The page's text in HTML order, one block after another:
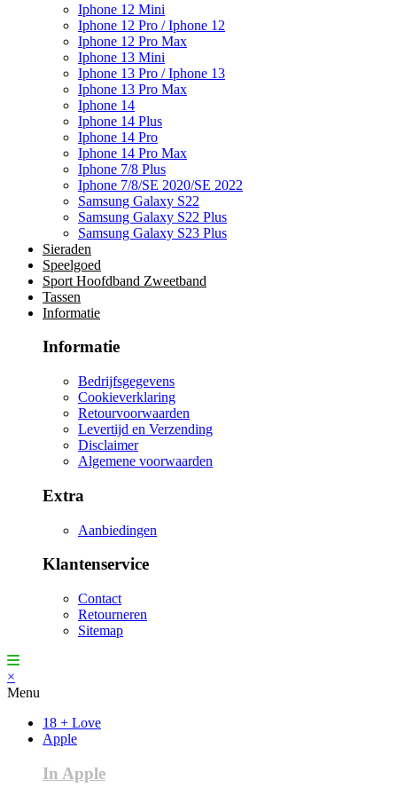
Iphone 12 Mini
Iphone 12 Pro / Iphone 12
Iphone 12 Pro Max
Iphone 13 Mini
Iphone 13 Pro / Iphone 13
Iphone 13 Pro Max
Iphone 14
Iphone 14 Plus
Iphone 14 Pro
Iphone 14 Pro Max
Iphone 7/8 Plus
Iphone 7/8/SE 2020/SE 2022
Samsung Galaxy S22
Samsung Galaxy S22 Plus
Samsung Galaxy S23 Plus
Sieraden
Speelgoed
Sport Hoofdband Zweetband
Tassen
Informatie
Informatie
Bedrijfsgegevens
Cookieverklaring
Retourvoorwaarden
Levertijd en Verzending
Disclaimer
Algemene voorwaarden
Extra
Aanbiedingen
Klantenservice
Contact
Retourneren
Sitemap
×
Menu
18 + Love
Apple
In Apple